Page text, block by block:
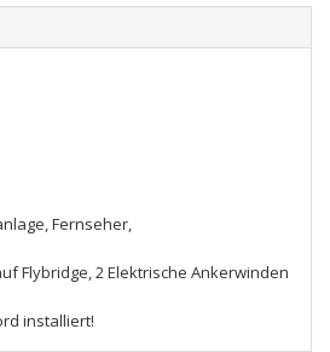
Fernseher,
Flybridge, 2 Elektrische Ankerwinden
installiert!